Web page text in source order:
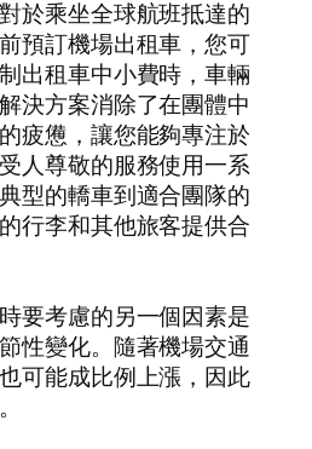
於乘坐全球航班抵達的
預訂機場出租車，您可
出租車中小費時，車輛
決方案消除了在團體中
疲憊，讓您能夠專注於
人尊敬的服務使用一系
型的轎車到適合團隊的
行李和其他旅客提供合
要考慮的另一個因素是
性變化。隨著機場交通
可能成比例上漲，因此